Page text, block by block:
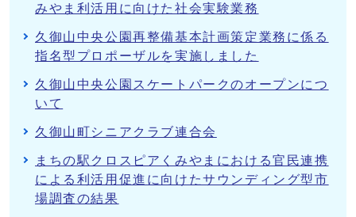
みやま利活用に向けた社会実験業務
久御山中央公園再整備基本計画策定業務に係る
指名型プロポーザルを実施しました
久御山中央公園スケートパークのオープンにつ
いて
久御山町シニアクラブ連合会
まちの駅クロスピアくみやまにおける官民連携
による利活用促進に向けたサウンディング型市
場調査の結果